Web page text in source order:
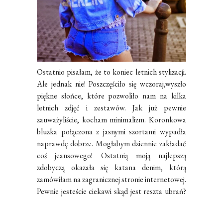
Ostatnio pisałam, że to koniec letnich stylizacji.
Ale jednak nie! Poszczęściło się wczoraj,wyszło
piękne słońce, które pozwoliło nam na kilka
letnich zdjęć i zestawów. Jak już pewnie
zauważyliście, kocham minimalizm. Koronkowa
bluzka połączona z jasnymi szortami wypadła
naprawdę dobrze. Mogłabym dziennie zakładać
coś jeansowego! Ostatnią moją najlepszą
zdobyczą okazała się katana denim, którą
zamówiłam na zagranicznej stronie internetowej.
Pewnie jesteście ciekawi skąd jest reszta ubrań?